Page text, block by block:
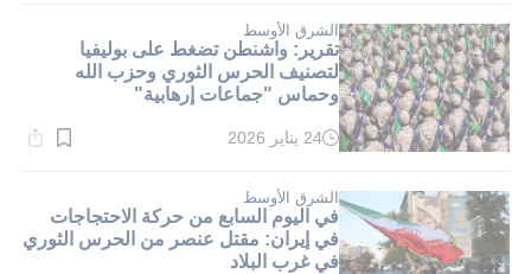
دقيقة.
الشرق الأوسط
تقرير: واشنطن تضغط على بوليفيا
لتصنيف الحرس الثوري وحزب الله
وحماس "جماعات إرهابية"
وقت
دقيقة.
24 يناير 2026
الشرق الأوسط
في اليوم السابع من حركة الاحتجاجات
في إيران: مقتل عنصر من الحرس الثوري
في غرب البلاد